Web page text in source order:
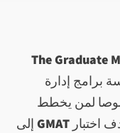
The Graduate
برامج إدارة
لمن يخطط
اختبار GMAT إلى